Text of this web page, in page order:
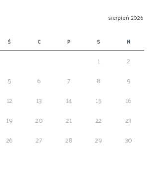
sierpień 2026
Ś C P S N
1
2
5 6 7 8
9
12 13 14 15
16
19 20 21 22
23
26 27 28 29
30